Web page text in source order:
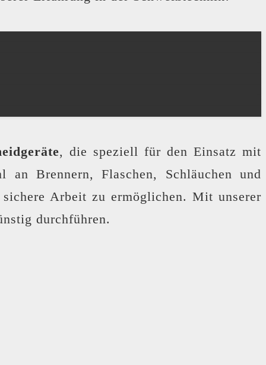
, die speziell für den Einsatz mit
Brennern, Flaschen, Schläuchen und
Arbeit zu ermöglichen. Mit unserer
durchführen.